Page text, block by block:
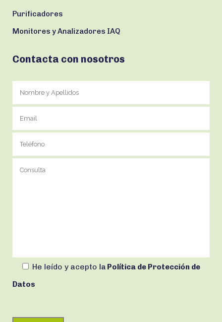
Purificadores
Monitores y Analizadores IAQ
Contacta con nosotros
He leído y acepto la Política de Protección de
Datos